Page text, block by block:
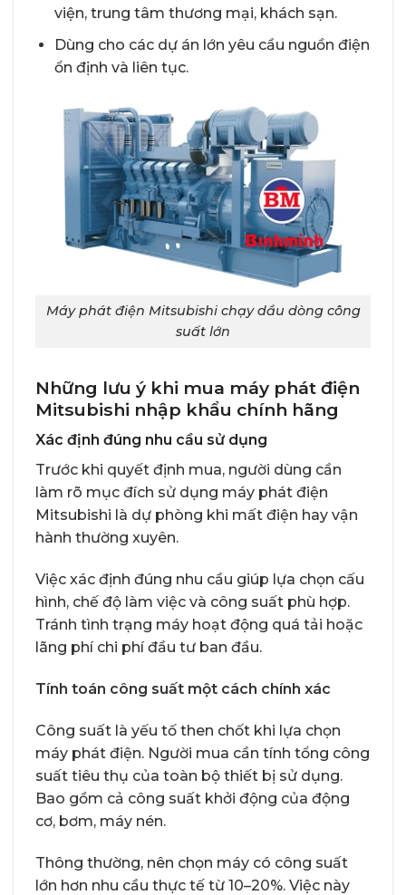
viện, trung tâm thương mại, khách sạn.
Dùng cho các dự án lớn yêu cầu nguồn điện
ổn định và liên tục.
Máy phát điện Mitsubishi chạy dầu dòng công
suất lớn
Những lưu ý khi mua máy phát điện
Mitsubishi nhập khẩu chính hãng
Xác định đúng nhu cầu sử dụng
Trước khi quyết định mua, người dùng cần
làm rõ mục đích sử dụng máy phát điện
Mitsubishi là dự phòng khi mất điện hay vận
hành thường xuyên.
Việc xác định đúng nhu cầu giúp lựa chọn cấu
hình, chế độ làm việc và công suất phù hợp.
Tránh tình trạng máy hoạt động quá tải hoặc
lãng phí chi phí đầu tư ban đầu.
Tính toán công suất một cách chính xác
Công suất là yếu tố then chốt khi lựa chọn
máy phát điện. Người mua cần tính tổng công
suất tiêu thụ của toàn bộ thiết bị sử dụng.
Bao gồm cả công suất khởi động của động
cơ, bơm, máy nén.
Thông thường, nên chọn máy có công suất
lớn hơn nhu cầu thực tế từ 10–20%. Việc này